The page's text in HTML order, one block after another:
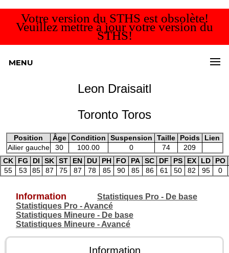
Votre version du STHS est obsolète!
Veuillez mettre à jour votre version du
STHS!
MENU
Leon Draisaitl
Toronto Toros
Position Âge Condition Suspension Taille Poids
Lien
Ailier gauche
30 100.00 0 74
209
CK
FG DI SK ST EN DU PH FO PA SC DF PS EX LD
PO
55
53 85 87 75 87 78 85 90 85 86 61 50 82 95 0
Information
Statistiques Pro - De base
Statistiques Pro - Avancé
Statistiques Mineure - De base
Statistiques Mineure - Avancé
Information